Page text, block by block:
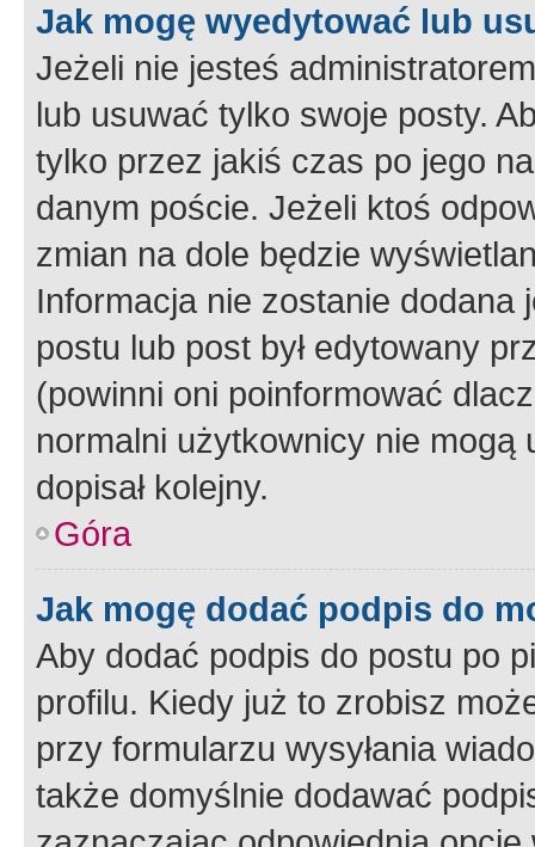
Jak mogę wyedytować lub
Jeżeli nie jesteś
lub usuwać tylko swoje posty.
tylko przez jakiś czas po jego
danym poście. Jeżeli ktoś
zmian na dole będzie
Informacja nie zostanie dodana
postu lub post był edytowany
(powinni oni poinformować
normalni użytkownicy nie
dopisał kolejny.
Góra
Jak mogę dodać podpis do
Aby dodać podpis do postu po
profilu. Kiedy już to zrobisz
przy formularzu wysyłania
także domyślnie dodawać